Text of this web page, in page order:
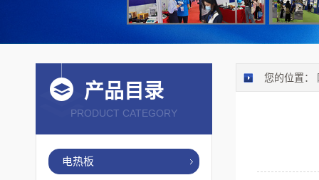
产品目录
PRODUCT CATEGORY
电热板
您的位置：